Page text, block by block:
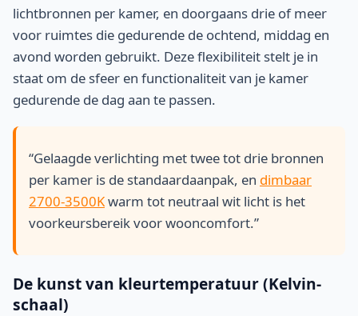
lichtbronnen per kamer, en doorgaans drie of meer
voor ruimtes die gedurende de ochtend, middag en
avond worden gebruikt. Deze flexibiliteit stelt je in
staat om de sfeer en functionaliteit van je kamer
gedurende de dag aan te passen.
“Gelaagde verlichting met twee tot drie bronnen
per kamer is de standaardaanpak, en dimbaar
2700-3500Kwarm tot neutraal wit licht is het
voorkeursbereik voor wooncomfort.”
De kunst van kleurtemperatuur (Kelvin-
schaal)